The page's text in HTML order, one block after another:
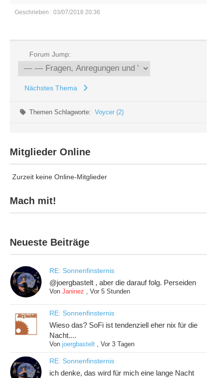
Geschrieben : 03/07/2018 20:36
Forum Jump:
Nächstes Thema
Themen Schlagworte:Voycer (2)
Mitglieder Online
Zurzeit keine Online-Mitglieder
Mach mit!
Neueste Beiträge
RE: Sonnenfinsternis
@joergbastelt , aber die darauf folg. Perseiden
VonJaninez ,Vor 5 Stunden
RE: Sonnenfinsternis
Wieso das? SoFi ist tendenziell eher nix für die
Nacht....
Vonjoergbastelt ,Vor 3 Tagen
RE: Sonnenfinsternis
ich denke, das wird für mich eine lange Nacht